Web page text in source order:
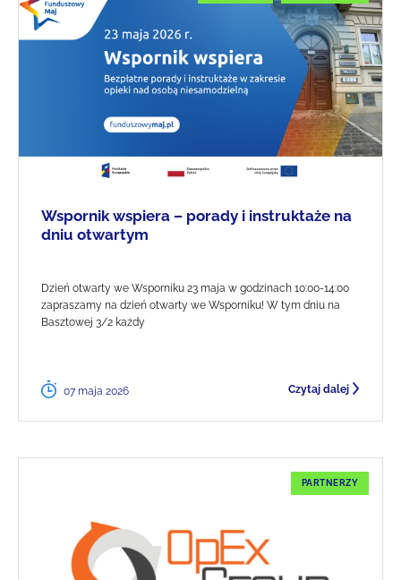
Wspornik wspiera – porady i instruktaże na
dniu otwartym
Dzień otwarty we Wsporniku 23 maja w godzinach 10:00-14:00
zapraszamy na dzień otwarty we Wsporniku! W tym dniu na
Basztowej 3/2 każdy
07 maja 2026 Czytaj dalej
PARTNERZY